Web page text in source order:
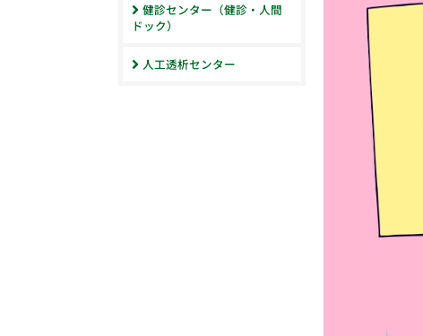
健診センター（健診・人間
ドック）
人工透析センター